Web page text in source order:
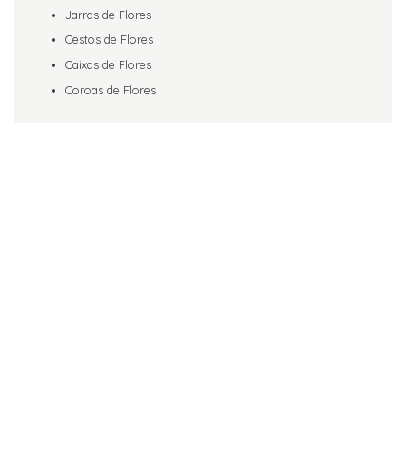
Jarras de Flores
Cestos de Flores
Caixas de Flores
Coroas de Flores